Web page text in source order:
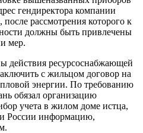
гендиректора компании
рассмотрения которого к
должны быть привлечены
мер.
действия ресурсоснабжающей
с жильцом договор на
энергии. По требованию
обязал организацию
учета в жилом доме истца,
России информацию,